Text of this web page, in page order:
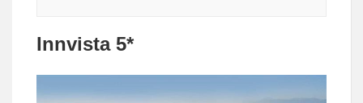
Innvista 5*